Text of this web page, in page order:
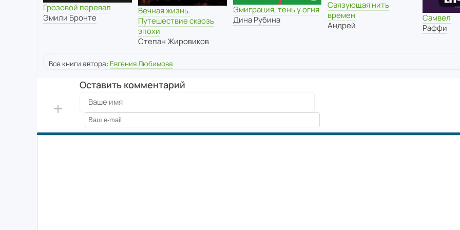
Грозовой перевал
Эмили Бронте
Вечная жизнь.
Путешествие сквозь
эпохи
Степан Жировиков
Эмиграция, тень у огня
Дина Рубина
Связующая нить
времен
Андрей
Самвел
Раффи
Все книги автора: Евгения Любимова
Оставить комментарий